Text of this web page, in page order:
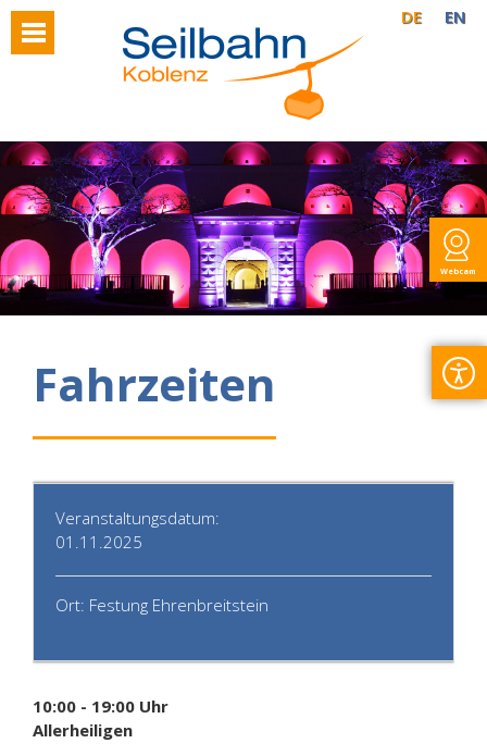
Webcam
DE EN
Fahrzeiten
Veranstaltungsdatum:
01.11.2025
Ort: Festung Ehrenbreitstein
10:00 - 19:00 Uhr
Allerheiligen